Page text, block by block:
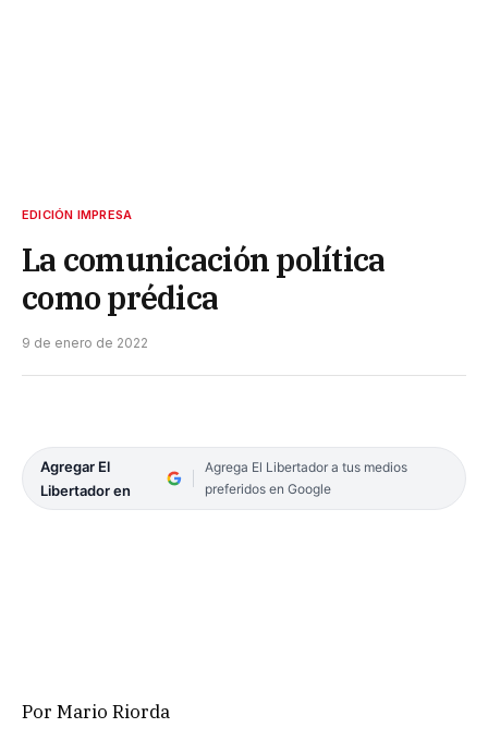
EDICIÓN IMPRESA
La comunicación política
como prédica
9 de enero de 2022
Agregar El
Libertador en
Agrega El Libertador a tus medios
preferidos en Google
Por Mario Riorda